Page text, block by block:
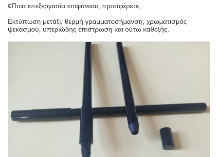
¢Ποια επεξεργασία επιφάνειας προσφέρετε;
Εκτύπωση μετάξι, θερμή γραμματοσήμανση, χρωματισμός
ψεκασμού, υπεριώδης επίστρωση και ούτω καθεξής.